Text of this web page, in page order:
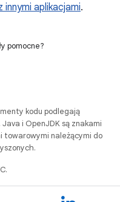
aplikacjami.
pomocne?
kodu podlegają
. Java i OpenJDK są znakami
towarowymi należącymi do